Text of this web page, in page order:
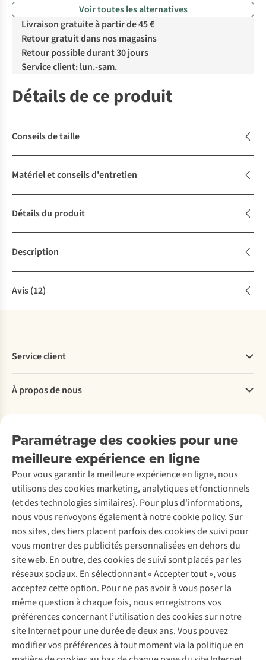
Voir toutes les alternatives
Livraison gratuite à partir de 45 €
Retour gratuit dans nos magasins
Retour possible durant 30 jours
Service client: lun.-sam.
Détails de ce produit
Conseils de taille
Matériel et conseils d'entretien
Détails du produit
Description
Avis(12)
Paramétrage des cookies pour une
meilleure expérience en ligne
Pour vous garantir la meilleure expérience en ligne, nous
utilisons des cookies marketing, analytiques et fonctionnels
(et des technologies similaires). Pour plus d'informations,
nous vous renvoyons également à notre cookie policy. Sur
nos sites, des tiers placent parfois des cookies de suivi pour
vous montrer des publicités personnalisées en dehors du
site web. En outre, des cookies de suivi sont placés par les
réseaux sociaux. En sélectionnant « Accepter tout », vous
acceptez cette option. Pour ne pas avoir à vous poser la
même question à chaque fois, nous enregistrons vos
préférences concernant l’utilisation des cookies sur notre
site Internet pour une durée de deux ans. Vous pouvez
modifier vos préférences à tout moment via la politique en
Service client
Commander
Payer
Retourner
Rétractation d'une commande
Entretien & réparations
Garantie
Contactez-nous
À propos de nous
Entreprise responsable
À propos d’Ayacucho
Nos magasins
À propos d’A.S.Adventure
Déclaration d'accessibilité
Location / Location sports d’hiver
Seconde-main
Entretien de ski
Service de lavage
Entretien de chaussures
Réparation de chaussures
Réparation de vêtements
Retouches
Pour les entreprises
Découvrez
A.S.Magazine
Explore Camp
Expertise & conseils
Abonnez-vous à la newsletter
Suivez-nous
Mentions légales Politique de confidentialité